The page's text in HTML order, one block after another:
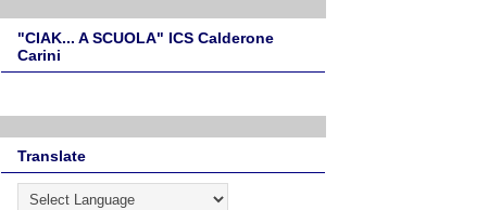
"CIAK... A SCUOLA" ICS Calderone
Carini
Translate